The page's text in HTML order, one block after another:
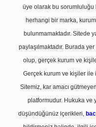
üye olarak bu sorumluluğu
herhangi bir marka,
bulunmamaktadır. Sitede
paylaşılmaktadır. Burada
olup, gerçek kurum ve
Gerçek kurum ve kişiler
Sitemiz, kar amacı
platformudur. Hukuka ve
düşündüğünüz içerikleri,